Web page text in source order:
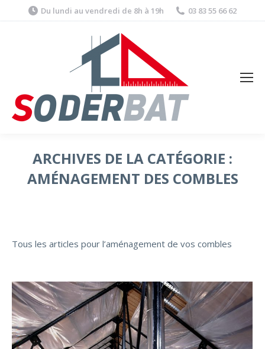
Du lundi au vendredi de 8h à 19h 03 83 55 66 62
ARCHIVES DE LA CATÉGORIE :
AMÉNAGEMENT DES COMBLES
Tous les articles pour l’aménagement de vos combles